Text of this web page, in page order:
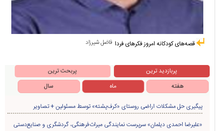
فاضل شیرزاد قصه‌های کودکانه امروز فکرهای فردا
پربازدید ترین
پربحث ترین
هفته
ماه سال
پیگیری حل مشکلات اراضی روستای «کرف‌پشته» توسط مسئولین + تصاویر
«علیرضا احمدی دیلمان» سرپرست نمایندگی میراث‌فرهنگی، گردشگری و صنایع‌دستی